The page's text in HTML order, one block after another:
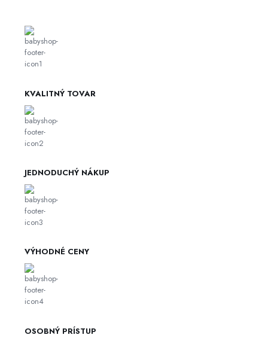
KVALITNÝ TOVAR
JEDNODUCHÝ NÁKUP
VÝHODNÉ CENY
OSOBNÝ PRÍSTUP